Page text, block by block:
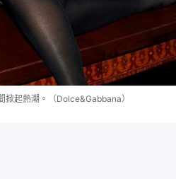
起熱潮。（Dolce&Gabbana）